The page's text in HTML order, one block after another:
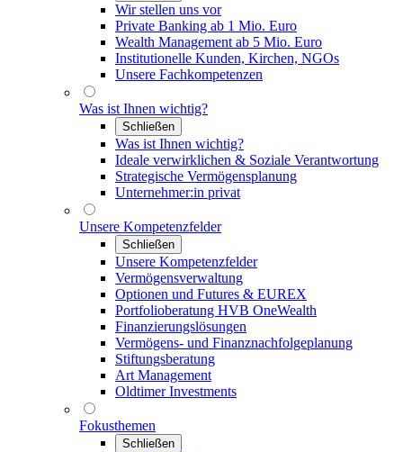
Wir stellen uns vor
Private Banking ab 1 Mio. Euro
Wealth Management ab 5 Mio. Euro
Institutionelle Kunden, Kirchen, NGOs
Unsere Fachkompetenzen
Was ist Ihnen wichtig?
Schließen
Was ist Ihnen wichtig?
Ideale verwirklichen & Soziale Verantwortung
Strategische Vermögensplanung
Unternehmer:in privat
Unsere Kompetenzfelder
Schließen
Unsere Kompetenzfelder
Vermögensverwaltung
Optionen und Futures & EUREX
Portfolioberatung HVB OneWealth
Finanzierungslösungen
Vermögens- und Finanznachfolgeplanung
Stiftungsberatung
Art Management
Oldtimer Investments
Fokusthemen
Schließen